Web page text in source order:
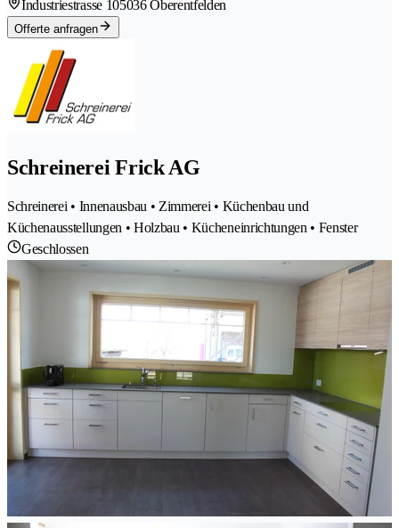
Industriestrasse 105036 Oberentfelden
Offerte anfragen
Schreinerei Frick AG
Schreinerei • Innenausbau • Zimmerei • Küchenbau und
Küchenausstellungen • Holzbau • Kücheneinrichtungen • Fenster
Geschlossen